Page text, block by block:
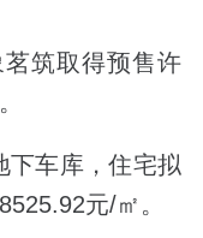
筑取得预售许
下车库，住宅拟
元/㎡。